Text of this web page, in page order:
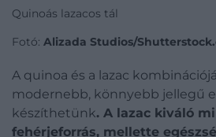
Quinoás lazacos tál
Fotó: Alizada Studios/
A quinoa és a lazac
modernebb, könnyebb jellegű
készíthetünk. A lazac kiváló
fehérjeforrás, mellette